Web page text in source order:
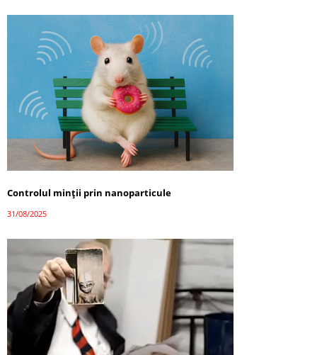
Controlul minții prin nanoparticule
31/08/2025